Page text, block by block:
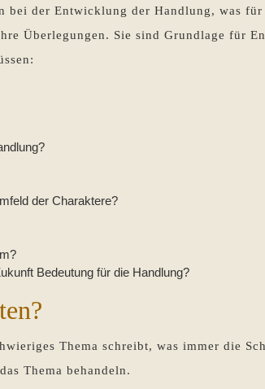
bei der Entwicklung der Handlung, was
Überlegungen. Sie sind Grundlage für
der Charaktere?
Bedeutung für die Handlung?
Thema schreibt, was immer die
Thema behandeln.